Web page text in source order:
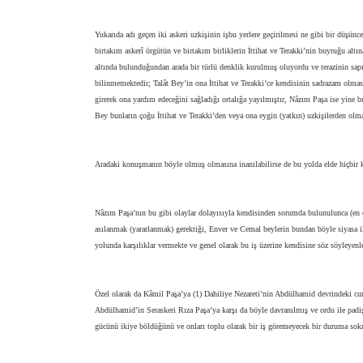
Yukarıda adı geçen iki askeri uzkişinin işbu yerlere geçirilmesi ne gibi bir
birtakım askerî örgütün ve birtakım birliklerin İttihat ve Terakki’nin buyruğu
altında bulunduğundan arada bir türlü denklik kurulmuş oluyordu ve terazinin
bilinmemektedir; Talât Bey’in ona İttihat ve Terakki’ce kendisinin sadrazam
girerek ona yardım edeceğini sağladığı ortalığa yayılmıştır, Nâzım Paşa ise
Bey bunların çoğu İttihat ve Terakki’den veya ona eygin (yatkın) uzkişilerden
Aradaki konuşmanın böyle olmuş olmasına inanılabilirse de bu yolda elde hiçbir
Nâzım Paşa’nın bu gibi olaylar dolayısıyla kendisinden sorumda bulunulunca
asılanmak (yararlanmak) gerektiği, Enver ve Cemal beylerin bundan böyle
yolunda karşılıklar vermekte ve genel olarak bu iş üzerine kendisine söz
Özel olarak da Kâmil Paşa’ya (1) Dahiliye Nezareti’nin Abdülhamid devrindeki
Abdülhamid’in Seraskeri Rıza Paşa’ya karşı da böyle davranılmış ve ordu ile
gücünü ikiye böldüğünü ve onları toplu olarak bir iş göremeyecek bir duruma